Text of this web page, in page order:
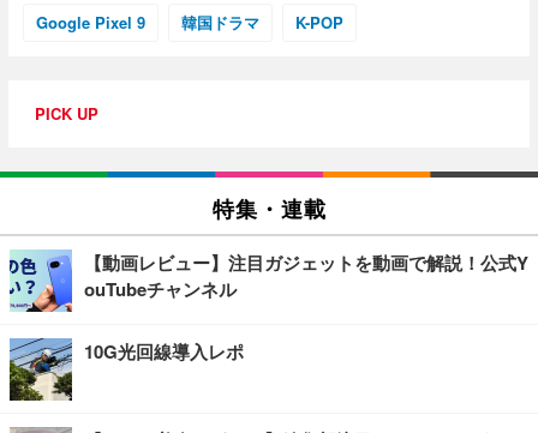
Google Pixel 9 韓国ドラマ K-POP
PICK UP
特集・連載
【動画レビュー】注目ガジェットを動画で解説！公式Y
ouTubeチャンネル
10G光回線導入レポ